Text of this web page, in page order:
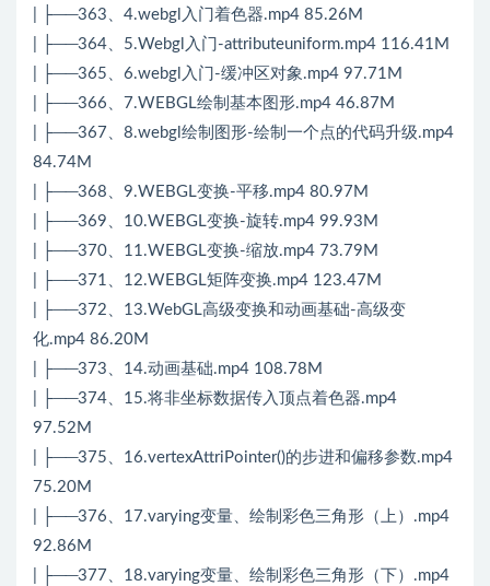
| ├──363、4.webgl入门着色器.mp4 85.26M
| ├──364、5.Webgl入门-attributeuniform.mp4 116.41M
| ├──365、6.webgl入门-缓冲区对象.mp4 97.71M
| ├──366、7.WEBGL绘制基本图形.mp4 46.87M
| ├──367、8.webgl绘制图形-绘制一个点的代码升级.mp4
84.74M
| ├──368、9.WEBGL变换-平移.mp4 80.97M
| ├──369、10.WEBGL变换-旋转.mp4 99.93M
| ├──370、11.WEBGL变换-缩放.mp4 73.79M
| ├──371、12.WEBGL矩阵变换.mp4 123.47M
| ├──372、13.WebGL高级变换和动画基础-高级变
化.mp4 86.20M
| ├──373、14.动画基础.mp4 108.78M
| ├──374、15.将非坐标数据传入顶点着色器.mp4
97.52M
| ├──375、16.vertexAttriPointer()的步进和偏移参数.mp4
75.20M
| ├──376、17.varying变量、绘制彩色三角形（上）.mp4
92.86M
| ├──377、18.varying变量、绘制彩色三角形（下）.mp4